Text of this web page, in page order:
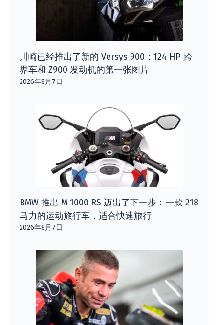
川崎已经推出了新的 Versys 900：124 HP 跨
界车和 Z900 发动机的第一张图片
2026年8月7日
BMW 推出 M 1000 RS 迈出了下一步：一款 218
马力的运动旅行车，适合快速旅行
2026年8月7日